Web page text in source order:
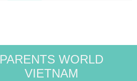
PARENTS WORLD
VIETNAM